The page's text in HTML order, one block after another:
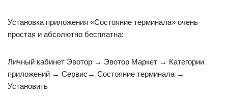
Установка приложения «Состояние терминала» очень
простая и абсолютно бесплатна:
Личный кабинет Эвотор → Эвотор Маркет → Категории
приложений → Сервис→ Состояние терминала →
Установить